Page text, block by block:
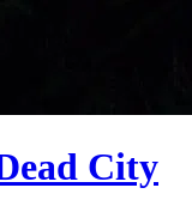
City